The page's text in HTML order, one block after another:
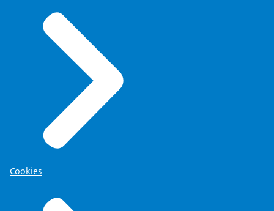
hebben geïnvesteerd in een goede en duurzame
Cookies